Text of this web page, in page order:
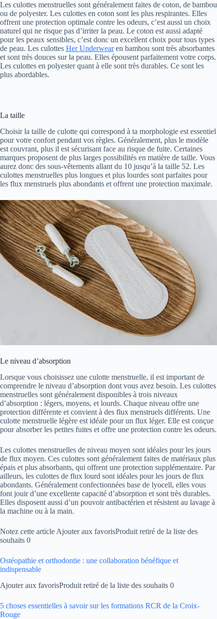
Les culottes menstruelles sont généralement faites de coton, de bambou
ou de polyester. Les culottes en coton sont les plus respirantes. Elles
offrent une protection optimale contre les odeurs, c’est aussi un choix
naturel qui ne risque pas d’irriter la peau. Le coton est aussi adapté
pour les peaux sensibles, c’est donc un excellent choix pour tous types
de peau. Les culottes Her Underwearen bambou sont très absorbantes
et sont très douces sur la peau. Elles épousent parfaitement votre corps.
Les culottes en polyester quant à elle sont très durables. Ce sont les
plus abordables.
La taille
Choisir la taille de culotte qui correspond à ta morphologie est essentiel
pour votre confort pendant vos règles. Généralement, plus le modèle
est couvrant, plus il est sécurisant face au risque de fuite. Certaines
marques proposent de plus larges possibilités en matière de taille. Vous
aurez donc des sous-vêtements allant du 10 jusqu’à la taille 52. Les
culottes menstruelles plus longues et plus lourdes sont parfaites pour
les flux menstruels plus abondants et offrent une protection maximale.
Le niveau d’absorption
Lorsque vous choisissez une culotte menstruelle, il est important de
comprendre le niveau d’absorption dont vous avez besoin. Les culottes
menstruelles sont généralement disponibles à trois niveaux
d’absorption : légers, moyens, et lourds. Chaque niveau offre une
protection différente et convient à des flux menstruels différents. Une
culotte menstruelle légère est idéale pour un flux léger. Elle est conçue
pour absorber les petites fuites et offre une protection contre les odeurs.
Les culottes menstruelles de niveau moyen sont idéales pour les jours
de flux moyen. Ces culottes sont généralement faites de matériaux plus
épais et plus absorbants, qui offrent une protection supplémentaire. Par
ailleurs, les culottes de flux lourd sont idéales pour les jours de flux
abondants. Généralement confectionnées base de lyocell, elles vous
font jouir d’une excellente capacité d’absorption et sont très durables.
Elles disposent aussi d’un pouvoir antibactérien et résistent au lavage à
la machine ou à la main.
Notez cette article Ajouter aux favorisProduit retiré de la liste des
souhaits 0
Ostéopathie et orthodontie : une collaboration bénéfique et
indispensable
Ajouter aux favorisProduit retiré de la liste des souhaits 0
5 choses essentielles à savoir sur les formations RCR de la Croix-
Rouge